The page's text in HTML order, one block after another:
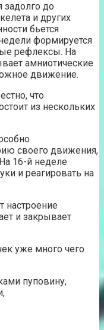
задолго до
и других
бьется
формируется
рефлексы. На
амниотические
движение.
что
из нескольких
своего движения,
16-й неделе
и реагировать на
настроение
и закрывает
уже много чего
пуповину,